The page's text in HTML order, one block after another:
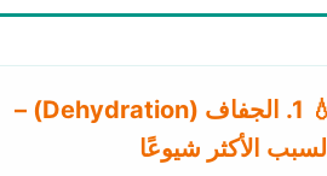
💧 1. الجفاف (Dehydration) –
السبب الأكثر شيوعًا